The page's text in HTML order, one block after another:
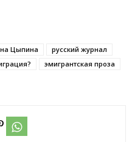
Цыпина
русский журнал
эмигрантская проза